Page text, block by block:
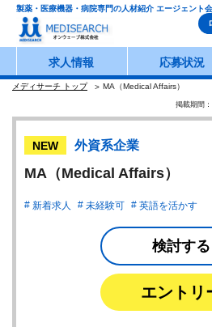
製薬・医療機器・病院専門の人材紹介 エージェント
求人情報 応募状況
メディサーチ トップ MA（Medical Affairs）
掲載期間
NEW 外資系企業
MA（Medical Affairs）
新着求人 未経験可 英語を活かす
検討する
エントリ